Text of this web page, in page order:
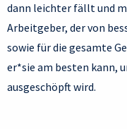
dann leichter fällt und
Arbeitgeber, der von
sowie für die gesamte
er*sie am besten kann,
ausgeschöpft wird.